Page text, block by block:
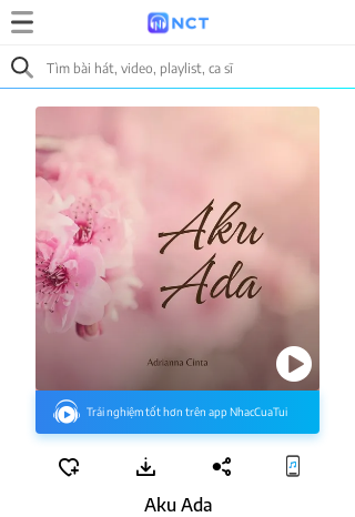
Trải nghiệm tốt hơn trên app NhacCuaTui
Aku Ada